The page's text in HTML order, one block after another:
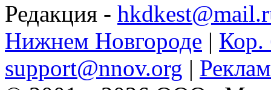
Редакция -
Нижнем Новгороде | Кор.
support@nnov.org |